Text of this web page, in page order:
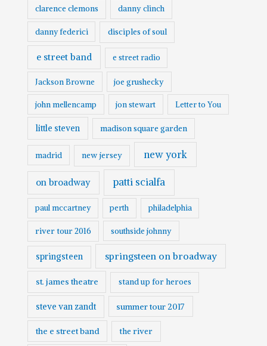
clarence clemons danny clinch
danny federici disciples of soul
e street band e street radio
Jackson Browne joe grushecky
john mellencamp jon stewart Letter to You
little steven madison square garden
madrid new jersey new york
on broadway patti scialfa
paul mccartney perth philadelphia
river tour 2016 southside johnny
springsteen springsteen on broadway
st. james theatre stand up for heroes
steve van zandt summer tour 2017
the e street band the river